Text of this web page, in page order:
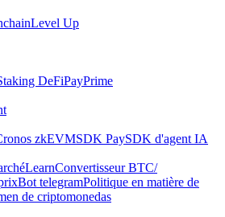
Level Up
DeFiPayPrime
zkEVMSDK PaySDK d'agent IA
LearnConvertisseur BTC/
Bot telegramPolitique en matière de
de criptomonedas